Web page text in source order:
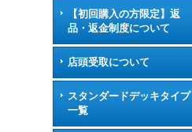
【初回購入の方限定】返
品・返金制度について
店頭受取について
スタンダードデッキタイプ
一覧